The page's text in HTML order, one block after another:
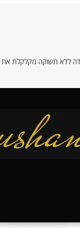
ללא תשוקה מקלקלת את